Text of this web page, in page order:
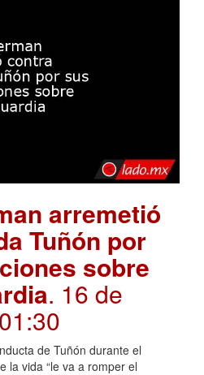
arremetió
Tuñón por
sobre
. 16 de
de Tuñón durante el
la vida “le va a romper el